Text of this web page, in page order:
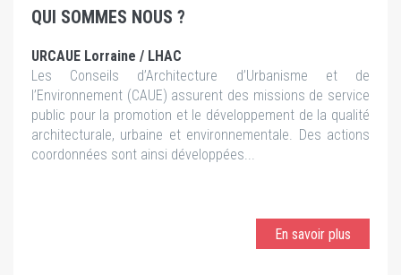
QUI SOMMES NOUS ?
URCAUE Lorraine / LHAC
Les Conseils d’Architecture d’Urbanisme et de
l’Environnement (CAUE) assurent des missions de service
public pour la promotion et le développement de la qualité
architecturale, urbaine et environnementale. Des actions
coordonnées sont ainsi développées...
En savoir plus